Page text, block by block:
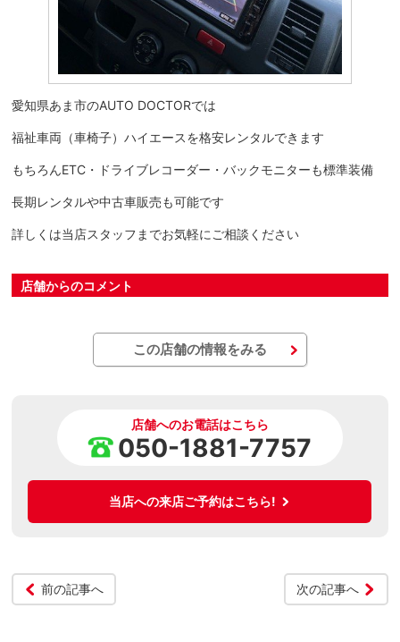
愛知県あま市のAUTO DOCTORでは
福祉車両（車椅子）ハイエースを格安レンタルできます
もちろんETC・ドライブレコーダー・バックモニターも標準装備
長期レンタルや中古車販売も可能です
詳しくは当店スタッフまでお気軽にご相談ください
店舗からのコメント
この店舗の情報をみる
店舗へのお電話はこちら
050-1881-7757
当店への来店ご予約はこちら!
前の記事へ 次の記事へ